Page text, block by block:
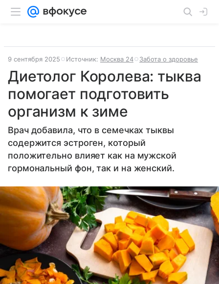
9 сентября 2025 Источник: Москва 24 Забота о здоровье
Диетолог Королева: тыква
помогает подготовить
организм к зиме
Врач добавила, что в семечках тыквы
содержится эстроген, который
положительно влияет как на мужской
гормональный фон, так и на женский.